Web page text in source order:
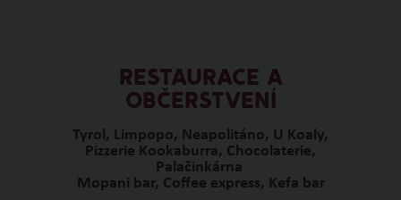
RESTAURACE A
OBČERSTVENÍ
Tyrol, Limpopo, Neapolitáno, U Koaly,
Pizzerie Kookaburra, Chocolaterie,
Palačinkárna
Mopani bar, Coffee express, Kefa bar